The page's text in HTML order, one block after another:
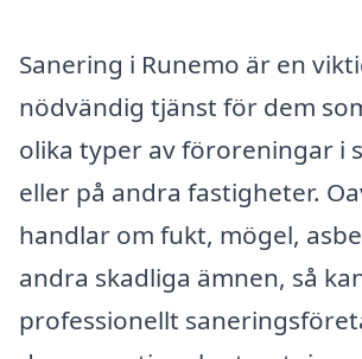
Sanering i Runemo är en
nödvändig tjänst för dem
olika typer av föroreningar i
eller på andra fastigheter.
handlar om fukt, mögel,
andra skadliga ämnen, så
professionellt